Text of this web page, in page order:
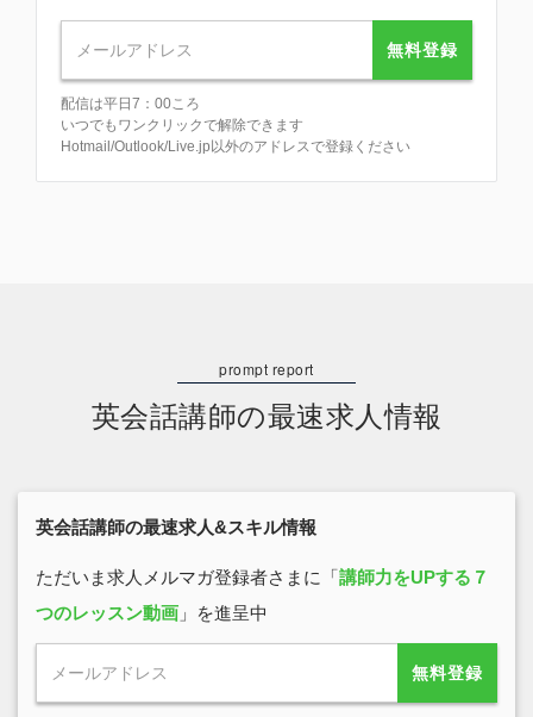
無料登録
配信は平日7：00ころ
いつでもワンクリックで解除できます
Hotmail/Outlook/Live.jp以外のアドレスで登録ください
英会話講師の最速求人情報
英会話講師の最速求人&スキル情報
ただいま求人メルマガ登録者さまに「講師力をUPする７
つのレッスン動画 」を進呈中
無料登録